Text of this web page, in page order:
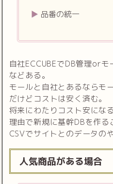
品番の統一
自社ECCUBEでDB管理or
などある。
モールと自社とあるならモ
だけどコストは安く済む。
将来にわたりコスト安にな
理由で新規に基幹DBを作る
CSVでサイトとのデータの
人気商品がある場合